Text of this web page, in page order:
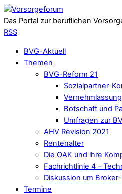
Das Portal zur beruflichen
RSS
BVG-Aktuell
Themen
BVG-Reform 21
Sozialpartner-
Botschaft und
Umfragen zur
AHV Revision 2021
Rentenalter
Die OAK und ihre
Fachrichtlinie 4 –
Diskussion um
Termine